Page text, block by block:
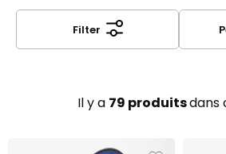
Filter
Il y a 79 produitsdans